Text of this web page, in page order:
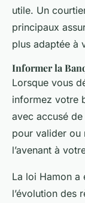
utile. Un
principaux
plus adaptée à
Informer la
Lorsque vous
informez votre
avec accusé
pour valider ou
l’avenant à
La loi Hamon a
l’évolution des